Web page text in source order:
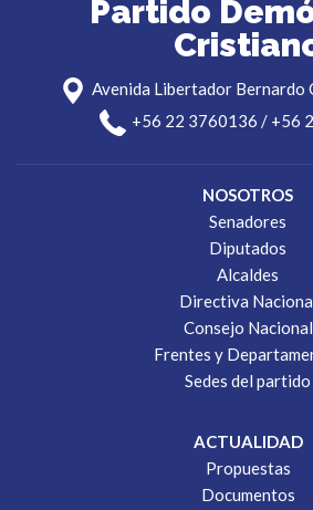
Partido
Avenida Libertador Bernardo
+56 22 3760136 / +56
NOSOTROS
Senadores
Diputados
Alcaldes
Directiva
Consejo Nacional
Frentes y
Sedes del partido
ACTUALIDAD
Propuestas
Documentos